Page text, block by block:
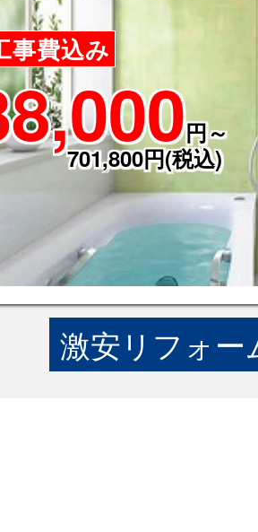
事費込み
円～
円(税込)
激安リフォー